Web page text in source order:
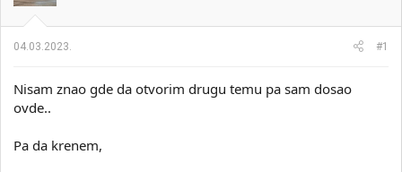
t
e
m
e
j
04.03.2023. #1
Nisam znao gde da otvorim drugu temu pa sam dosao
ovde..
Pa da krenem,